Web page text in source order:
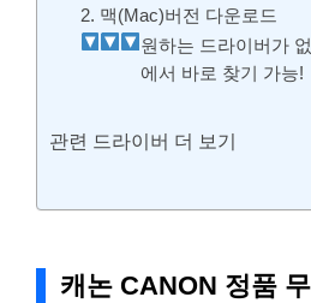
2. 맥(Mac)버전 다운로드
원하는 드라이버가
에서 바로 찾기 가능!
관련 드라이버 더 보기
캐논 CANON 정품 무